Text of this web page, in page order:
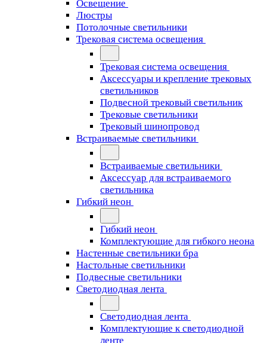
Освещение
Люстры
Потолочные светильники
Трековая система освещения
Трековая система освещения
Аксессуары и крепление трековых
светильников
Подвесной трековый светильник
Трековые светильники
Трековый шинопровод
Встраиваемые светильники
Встраиваемые светильники
Аксессуар для встраиваемого
светильника
Гибкий неон
Гибкий неон
Комплектующие для гибкого неона
Настенные светильники бра
Настольные светильники
Подвесные светильники
Светодиодная лента
Светодиодная лента
Комплектующие к светодиодной
ленте